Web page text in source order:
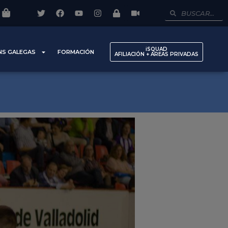
GALEGAS FORMACIÓN iSQUAD
AFILIACIÓN + AREAS PRIVADAS